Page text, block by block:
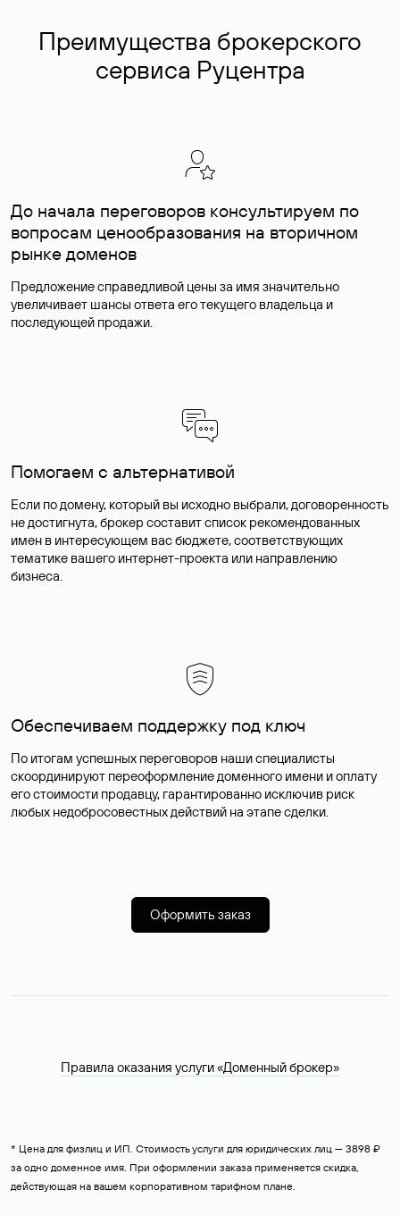
Преимущества брокерского
сервиса Руцентра
До начала переговоров консультируем по
вопросам ценообразования на вторичном
рынке доменов
Предложение справедливой цены за имя значительно
увеличивает шансы ответа его текущего владельца и
последующей продажи.
Помогаем с альтернативой
Если по домену, который вы исходно выбрали, договоренность
не достигнута, брокер составит список рекомендованных
имен в интересующем вас бюджете, соответствующих
тематике вашего интернет-проекта или направлению
бизнеса.
Обеспечиваем поддержку под ключ
По итогам успешных переговоров наши специалисты
скоординируют переоформление доменного имени и оплату
его стоимости продавцу, гарантированно исключив риск
любых недобросовестных действий на этапе сделки.
Оформить заказ
Правила оказания услуги «Доменный брокер»
* Цена для физлиц и ИП. Стоимость услуги для юридических лиц — 3898 ₽
за одно доменное имя. При оформлении заказа применяется скидка,
действующая на вашем корпоративном тарифном плане.